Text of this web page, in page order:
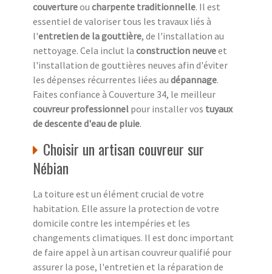
couvertureou charpente traditionnelle. Il est
essentiel de valoriser tous les travaux liés à
l'entretien de la gouttière, de l'installation au
nettoyage. Cela inclut la construction neuveet
l'installation de gouttières neuves afin d'éviter
les dépenses récurrentes liées au dépannage.
Faites confiance à Couverture 34, le meilleur
couvreur professionnel pour installer vos tuyaux
de descente d'eau de pluie.
Choisir un artisan couvreur sur
Nébian
La toiture est un élément crucial de votre
habitation. Elle assure la protection de votre
domicile contre les intempéries et les
changements climatiques. Il est donc important
de faire appel à un artisan couvreur qualifié pour
assurer la pose, l'entretien et la réparation de